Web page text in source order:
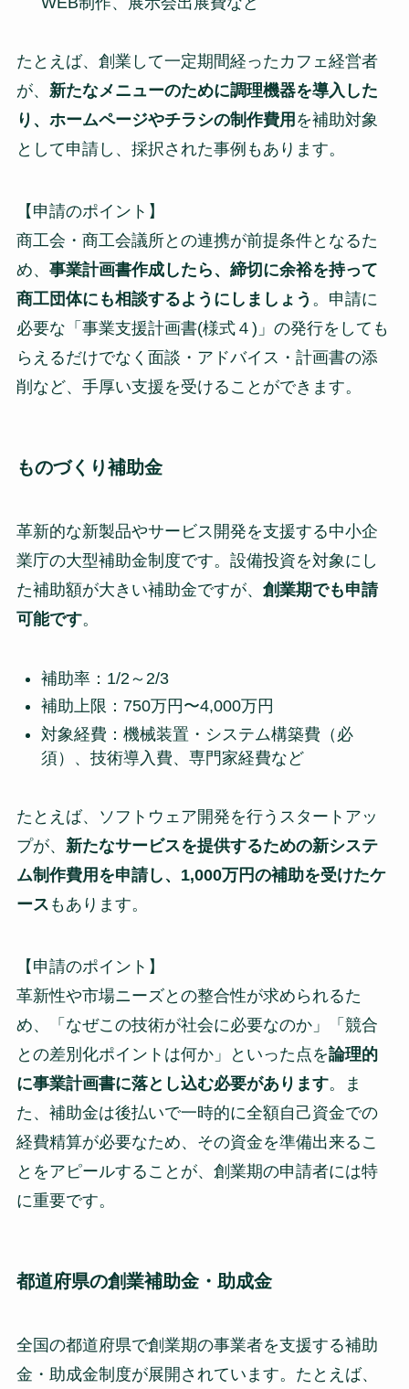
たとえば、創業して一定期間経ったカフェ経営者
が、 新たなメニューのために調理機器を導入した
り、ホームページやチラシの制作費用 を補助対象
として申請し、採択された事例もあります。
【申請のポイント】
商工会・商工会議所との連携が前提条件となるた
め、 事業計画書作成したら、締切に余裕を持って
商工団体にも相談するようにしましょう 。申請に
必要な「事業支援計画書(様式４)」の発行をしても
らえるだけでなく面談・アドバイス・計画書の添
削など、手厚い支援を受けることができます。
ものづくり補助金
革新的な新製品やサービス開発を支援する中小企
業庁の大型補助金制度です。設備投資を対象にし
た補助額が大きい補助金ですが、 創業期でも申請
可能です。
補助率：1/2～2/3
補助上限：750万円〜4,000万円
対象経費：機械装置・システム構築費（必
須）、技術導入費、専門家経費など
たとえば、ソフトウェア開発を行うスタートアッ
プが、 新たなサービスを提供するための新システ
ム制作費用を申請し、1,000万円の補助を受けたケ
ース もあります。
【申請のポイント】
革新性や市場ニーズとの整合性が求められるた
め、「なぜこの技術が社会に必要なのか」「競合
との差別化ポイントは何か」といった点を論理的
に事業計画書に落とし込む必要があります。ま
た、補助金は後払いで一時的に全額自己資金での
経費精算が必要なため、その資金を準備出来るこ
とをアピールすることが、創業期の申請者には特
に重要です。
都道府県の創業補助金・助成金
全国の都道府県で創業期の事業者を支援する補助
金・助成金制度が展開されています。たとえば、